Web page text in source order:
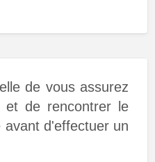
de vous assurez
et de rencontrer le
avant d'effectuer un